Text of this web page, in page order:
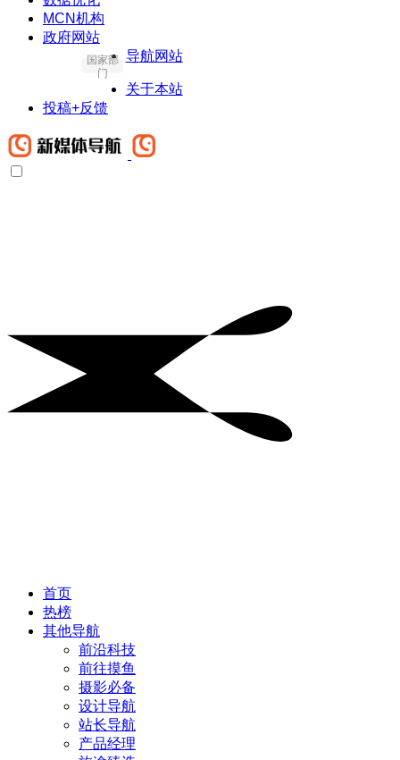
MCN机构
政府网站
国家部
门
导航网站
关于本站
投稿+反馈
首页
热榜
其他导航
前沿科技
前往摸鱼
摄影必备
设计导航
站长导航
产品经理